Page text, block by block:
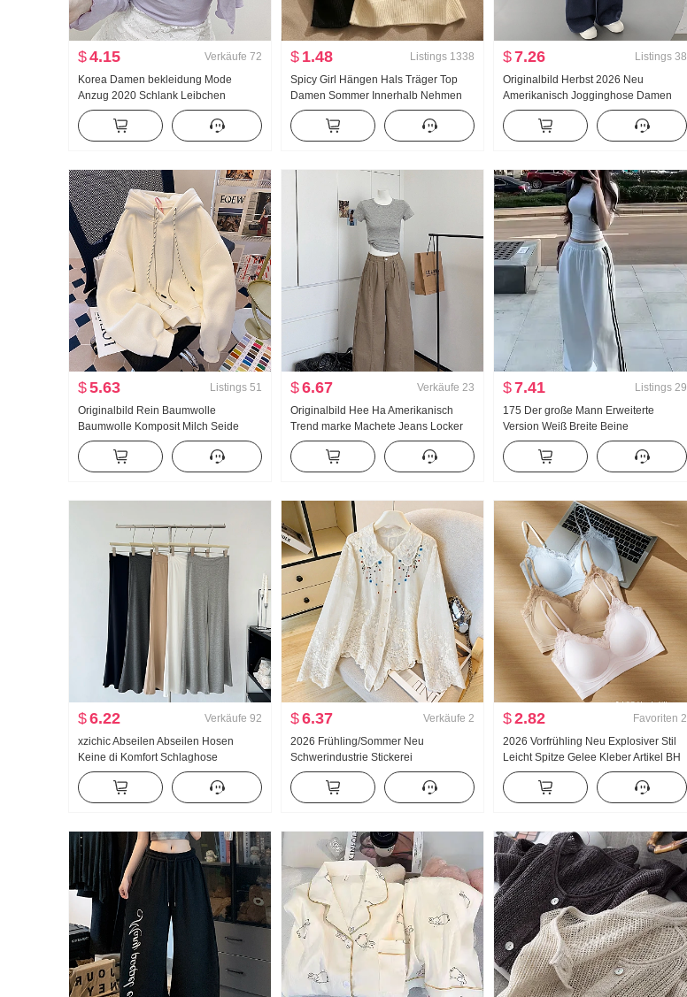
$4.15 Verkäufe 72
Korea Damen bekleidung Mode
Anzug 2020 Schlank Leibchen
Strickjacke Zweiteiliges Set T-Shirt
Top Damen
$ 1.48 Listings 1338
Spicy Girl Hängen Hals Träger Top
Damen Sommer Innerhalb Nehmen
Außerhalb zu tragen Schönheit
Rücken Schlank Design Gefühl
Schulterfrei Kurz Strick Weste
$7.26 Listings 38
Originalbild Herbst 2026 Neu
Amerikanisch Jogginghose Damen
Niedrige Taille Locker Lässig Breite
Beine Freizeit Wei Hosen Weite Hose
Kind
$5.63 Listings 51
Originalbild Rein Baumwolle
Baumwolle Komposit Milch Seide
Sweatshirt Damen dünne Ausführung
2025 Herbst Neu Mit Kapuze
Langarm T-Shirt Top
$6.67 Verkäufe 23
Originalbild Hee Ha Amerikanisch
Trend marke Machete Jeans Locker
Breite Beine Freizeit Hose
$7.41 Listings 29
175 Der große Mann Erweiterte
Version Weiß Breite Beine
Jogginghose Damen Frühling/Herbst
Neu Vielseitig kombinierbar Gestreift
Freizeit Bodenlang Hose
$6.22 Verkäufe 92
xzichic Abseilen Abseilen Hosen
Keine di Komfort Schlaghose
Frühling/Sommer Neu Elegant Lange
Hose Schlank Freizeithose Damen
$6.37 Verkäufe 2
2026 Frühling/Sommer Neu
Schwerindustrie Stickerei
Puppenkragen Hemd Frauen
Französischer Stil Retro
Sonnenschutz Strickjacke
$2.82 Favoriten 2
2026 Vorfrühling Neu Explosiver Stil
Leicht Spitze Gelee Kleber Artikel BH
Innerhalb Gürtel Brust Pad Schlank
Weste Frauen